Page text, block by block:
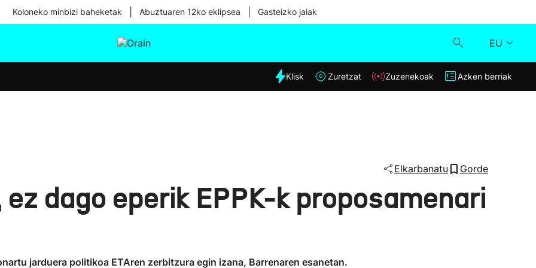
Koloneko minbizi baheketak Abuztuaren 12ko eklipsea Gasteizko jaiak
EU
Eguraldia
Klisk
Azken berriak
Klisk Zuretzat Zuzenekoak Azken berriak
Elkarbanatu Gorde
dago eperik EPPK-k proposamenari
jarduera politikoa ETAren zerbitzura egin izana, Barrenaren esanetan.